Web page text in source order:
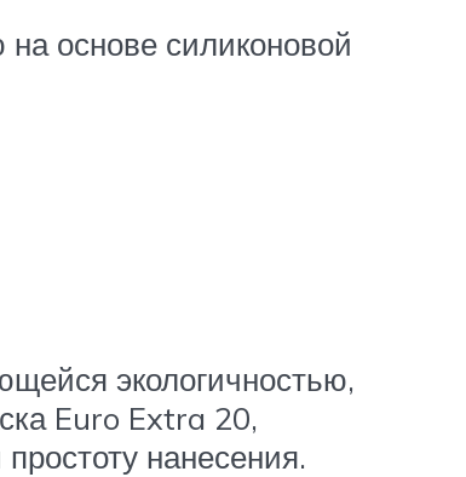
основе силиконовой
экологичностью,
Euro Extra 20,
нанесения.